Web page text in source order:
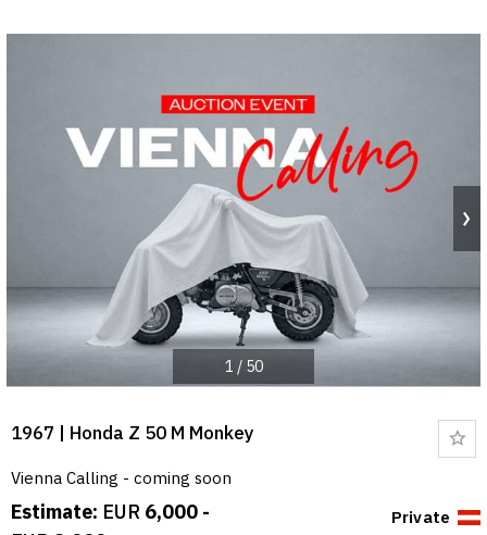
1 / 50
1967 | Honda Z 50 M Monkey
Vienna Calling - coming soon
Estimate: EUR 6,000 -
Private